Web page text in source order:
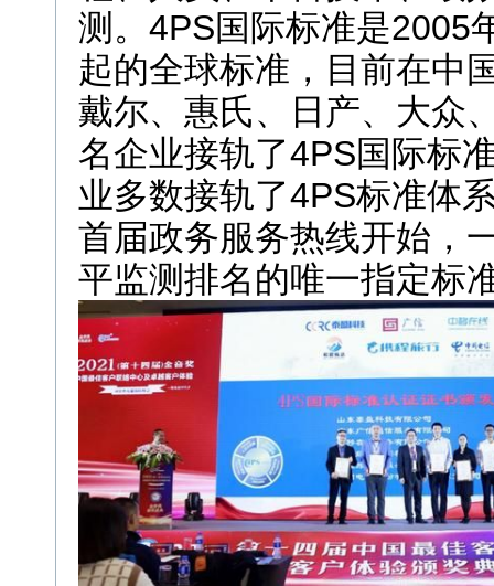
测。 4PS国际标准是2005
起的全球标准，目前在中
戴尔、惠氏、日产、大众
名企业接轨了4PS国际标
业多数接轨了4PS标准体
首届政务服务热线开始，
平监测排名的唯一指定标